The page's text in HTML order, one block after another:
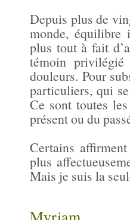
Depuis plus de
monde, équilibre
plus tout à fait
témoin privilégié
douleurs. Pour
particuliers, qui
Ce sont toutes
présent ou du
Certains
plus
Mais je suis la